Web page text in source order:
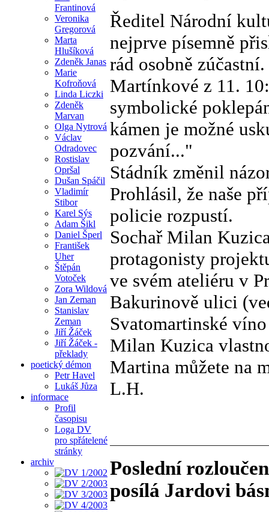
Frantinová
Veronika
Gregorová
Marta
Hlušíková
Zdeněk Janas
Marie
Kofroňová
Linda Liczki
Zdeněk
Marvan
Olga Nytrová
Václav
Odradovec
Rostislav
Opršal
Dušan Spáčil
Vladimír
Stibor
Karel Sýs
Adam Šikl
Daniel Šperl
František
Uher
Štěpán
Votoček
Zora Wildová
Jan Zeman
Stanislav
Zeman
Jiří Žáček
Jiří Žáček -
překlady
poetický démon
Petr Havel
Lukáš Jůza
informace
Profil
časopisu
Loga DV
pro spřátelené
stránky
archiv
Ředitel Národní
nejprve písemně
rád osobně
Martínkové z 11.
symbolické
kámen je možné
pozvání..."
Stádník změnil
Prohlásil, že naše
policie rozpustí.
Sochař Milan
protagonisty
ve svém ateliéru v
Bakurinově ulici
Svatomartinské
Milan Kuzica
Martina můžete na
L.H.
Poslední
posílá Jardovi